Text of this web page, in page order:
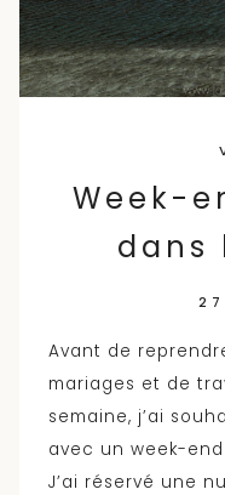
Week-
dans
27
Avant de
mariages et de
semaine, j’ai
avec un week-
J’ai réservé une